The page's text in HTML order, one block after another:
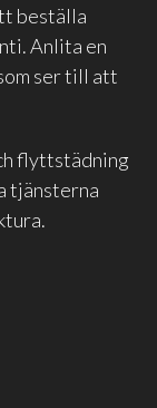
beställa
Anlita en
ser till att
flyttstädning
tjänsterna